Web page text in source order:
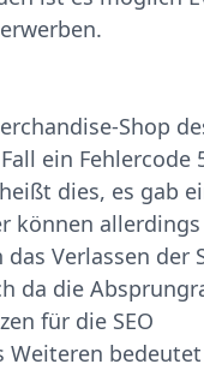
Shop
ein Fehlercode
dies, es gab
können
Verlassen der
da die
für die SEO